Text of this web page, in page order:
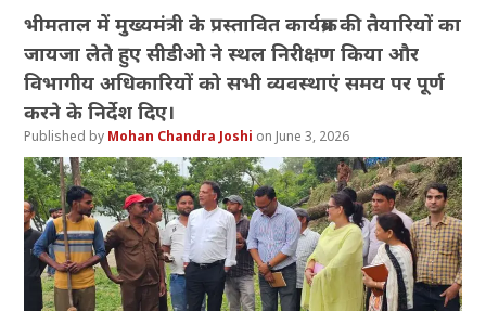
भीमताल में मुख्यमंत्री के प्रस्तावित कार्यक्रम की तैयारियों का
जायजा लेते हुए सीडीओ ने स्थल निरीक्षण किया और
विभागीय अधिकारियों को सभी व्यवस्थाएं समय पर पूर्ण
करने के निर्देश दिए।
Mohan Chandra Joshi June 3, 2026